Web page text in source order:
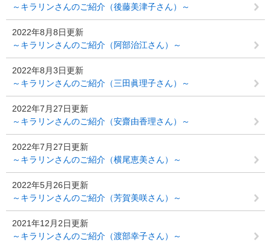
～キラリンさんのご紹介（後藤美津子さん）～
2022年8月8日更新
～キラリンさんのご紹介（阿部治江さん）～
2022年8月3日更新
～キラリンさんのご紹介（三田眞理子さん）～
2022年7月27日更新
～キラリンさんのご紹介（安齋由香理さん）～
2022年7月27日更新
～キラリンさんのご紹介（横尾恵美さん）～
2022年5月26日更新
～キラリンさんのご紹介（芳賀美咲さん）～
2021年12月2日更新
～キラリンさんのご紹介（渡部幸子さん）～